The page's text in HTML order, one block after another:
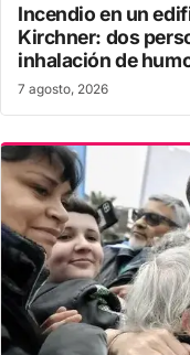
Incendio en un
Kirchner: dos
inhalación de
7 agosto, 2026